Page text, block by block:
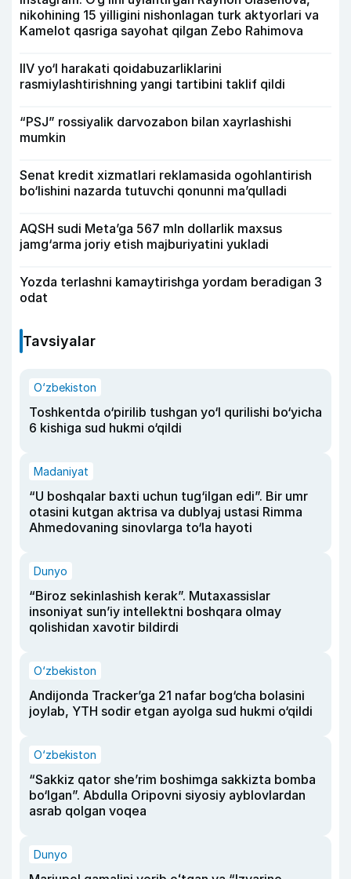
nikohining 15 yilligini nishonlagan turk aktyorlari va
Kamelot qasriga sayohat qilgan Zebo Rahimova
IIV yo‘l harakati qoidabuzarliklarini
rasmiylashtirishning yangi tartibini taklif qildi
“PSJ” rossiyalik darvozabon bilan xayrlashishi
mumkin
Senat kredit xizmatlari reklamasida ogohlantirish
bo‘lishini nazarda tutuvchi qonunni ma’qulladi
AQSH sudi Meta’ga 567 mln dollarlik maxsus
jamg‘arma joriy etish majburiyatini yukladi
Yozda terlashni kamaytirishga yordam beradigan 3
odat
Tavsiyalar
O‘zbekiston
Toshkentda o‘pirilib tushgan yo‘l qurilishi bo‘yicha
6 kishiga sud hukmi o‘qildi
Madaniyat
“U boshqalar baxti uchun tug‘ilgan edi”. Bir umr
otasini kutgan aktrisa va dublyaj ustasi Rimma
Ahmedovaning sinovlarga to‘la hayoti
Dunyo
“Biroz sekinlashish kerak”. Mutaxassislar
insoniyat sun’iy intellektni boshqara olmay
qolishidan xavotir bildirdi
O‘zbekiston
Andijonda Tracker’ga 21 nafar bog‘cha bolasini
joylab, YTH sodir etgan ayolga sud hukmi o‘qildi
O‘zbekiston
“Sakkiz qator she’rim boshimga sakkizta bomba
bo‘lgan”. Abdulla Oripovni siyosiy ayblovlardan
asrab qolgan voqea
Dunyo